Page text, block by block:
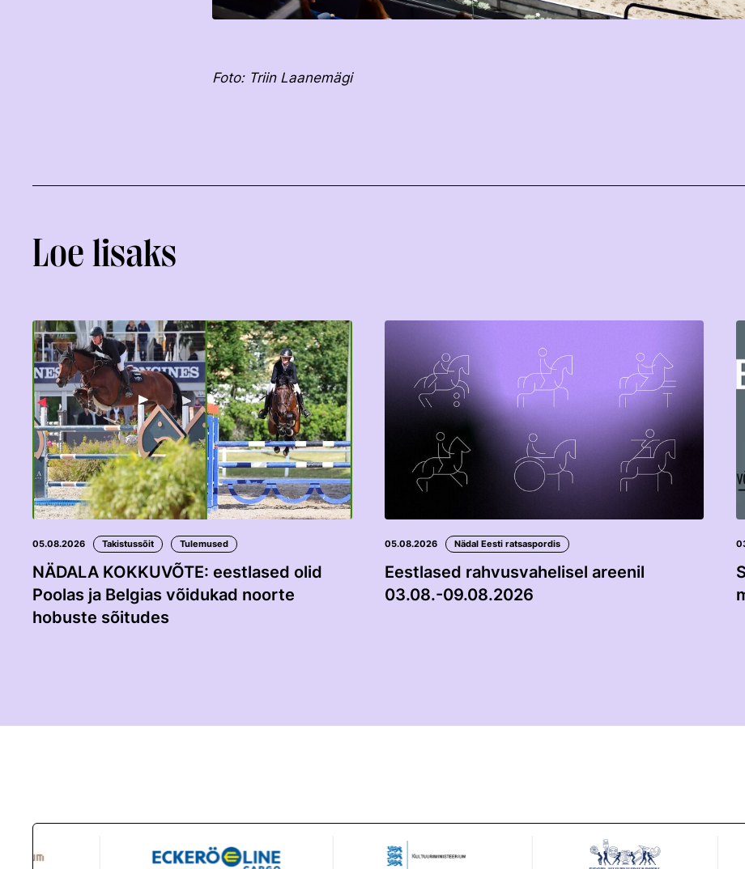
Foto: Triin Laanemägi
Loe lisaks
05.08.2026 Takistussõit Tulemused
NÄDALA KOKKUVÕTE: eestlased olid
Poolas ja Belgias võidukad noorte
hobuste sõitudes
05.08.2026 Nädal Eesti ratsaspordis
Eestlased rahvusvahelisel areenil
03.08.-09.08.2026